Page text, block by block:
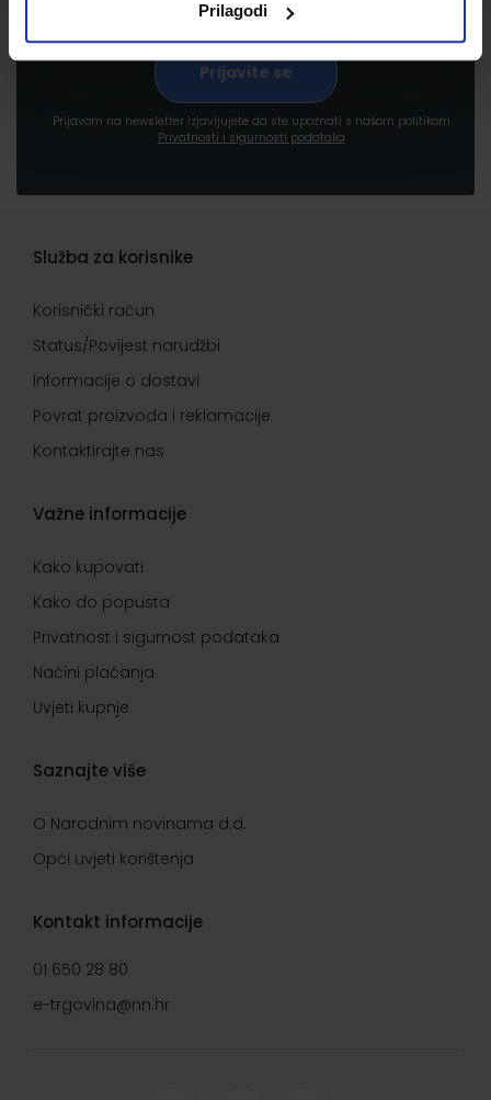
Prilagodi
Prijavom na newsletter izjavljujete da ste upoznati s našom politikom
Privatnosti i sigurnosti podataka
Služba za korisnike
Korisnički račun
Status/Povijest narudžbi
Informacije o dostavi
Povrat proizvoda i reklamacije
Kontaktirajte nas
Važne informacije
Kako kupovati
Kako do popusta
Privatnost i sigurnost podataka
Načini plaćanja
Uvjeti kupnje
Saznajte više
O Narodnim novinama d.d.
Opći uvjeti korištenja
Kontakt informacije
01 650 28 80
e-trgovina@nn.hr